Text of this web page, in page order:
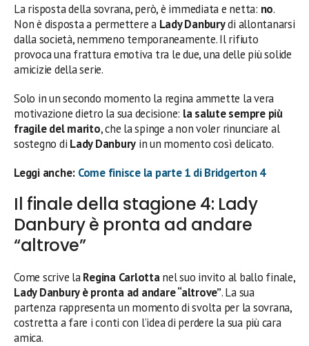
La risposta della sovrana, però, è immediata e netta: no.
Non è disposta a permettere aLady Danburydi allontanarsi
dalla società, nemmeno temporaneamente. Il rifiuto
provoca una frattura emotiva tra le due, una delle più solide
amicizie della serie.
Solo in un secondo momento la regina ammette la vera
motivazione dietro la sua decisione: la salute sempre più
fragile del marito, che la spinge a non voler rinunciare al
sostegno di Lady Danbury in un momento così delicato.
Leggi anche: Come finisce la parte 1 di Bridgerton 4
Il finale della stagione 4: Lady
Danbury è pronta ad andare
“altrove”
Come scrive laRegina Carlottanel suo invito al ballo finale,
Lady Danbury è pronta ad andare “altrove”. La sua
partenza rappresenta un momento di svolta per la sovrana,
costretta a fare i conti con l’idea di perdere la sua più cara
amica.